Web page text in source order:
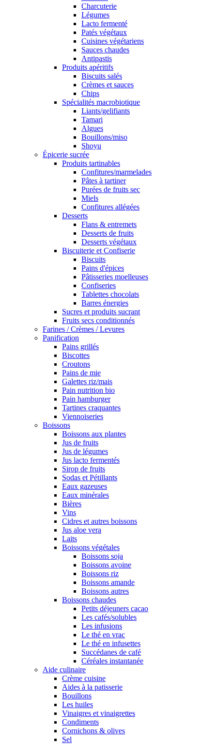
Charcuterie
Légumes
Lacto fermenté
Patés végétaux
Cuisines végétariens
Sauces chaudes
Antipastis
Produits apéritifs
Biscuits salés
Crèmes et sauces
Chips
Spécialités macrobiotique
Liants/gelifiants
Tamari
Algues
Bouillons/miso
Shoyu
Épicerie sucrée
Produits tartinables
Confitures/marmelades
Pâtes à tartiner
Purées de fruits sec
Miels
Confitures allégées
Desserts
Flans & entremets
Desserts de fruits
Desserts végétaux
Biscuiterie et Confiserie
Biscuits
Pains d'épices
Pâtisseries moelleuses
Confiseries
Tablettes chocolats
Barres énergies
Sucres et produits sucrant
Fruits secs conditionnés
Farines / Crèmes / Levures
Panification
Pains grillés
Biscottes
Croutons
Pains de mie
Galettes riz/mais
Pain nutrition bio
Pain hamburger
Tartines craquantes
Viennoiseries
Boissons
Boissons aux plantes
Jus de fruits
Jus de légumes
Jus lacto fermentés
Sirop de fruits
Sodas et Pétillants
Eaux gazeuses
Eaux minérales
Bières
Vins
Cidres et autres boissons
Jus aloe vera
Laits
Boissons végétales
Boissons soja
Boissons avoine
Boissons riz
Boissons amande
Boissons autres
Boissons chaudes
Petits déjeuners cacao
Les cafés/solubles
Les infusions
Le thé en vrac
Le thé en infusettes
Succédanes de café
Céréales instantanée
Aide culinaire
Crème cuisine
Aides à la patisserie
Bouillons
Les huiles
Vinaigres et vinaigrettes
Condiments
Cornichons & olives
Sel